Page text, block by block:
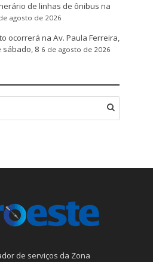
de linhas de ônibus na
agosto de 2026
ocorrerá na Av. Paula Ferreira,
sábado, 8 6 de agosto de 2026
de serviços da Zona